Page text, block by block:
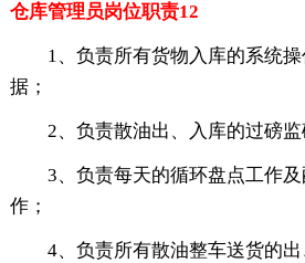
仓库管理员岗位职责12
1、负责所有货物入库的系统
据；
2、负责散油出、入库的过磅监
3、负责每天的循环盘点工作
作；
4、负责所有散油整车送货的出